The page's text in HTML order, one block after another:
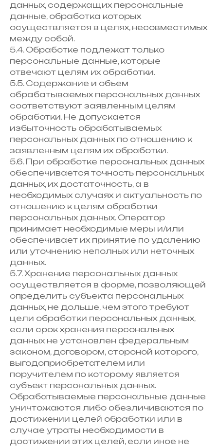
данных, содержащих персональные
данные, обработка которых
осуществляется в целях, несовместимых
между собой.
5.4. Обработке подлежат только
персональные данные, которые
отвечают целям их обработки.
5.5. Содержание и объем
обрабатываемых персональных данных
соответствуют заявленным целям
обработки. Не допускается
избыточность обрабатываемых
персональных данных по отношению к
заявленным целям их обработки.
5.6. При обработке персональных данных
обеспечивается точность персональных
данных, их достаточность, а в
необходимых случаях и актуальность по
отношению к целям обработки
персональных данных. Оператор
принимает необходимые меры и/или
обеспечивает их принятие по удалению
или уточнению неполных или неточных
данных.
5.7. Хранение персональных данных
осуществляется в форме, позволяющей
определить субъекта персональных
данных, не дольше, чем этого требуют
цели обработки персональных данных,
если срок хранения персональных
данных не установлен федеральным
законом, договором, стороной которого,
выгодоприобретателем или
поручителем по которому является
субъект персональных данных.
Обрабатываемые персональные данные
уничтожаются либо обезличиваются по
достижении целей обработки или в
случае утраты необходимости в
достижении этих целей, если иное не